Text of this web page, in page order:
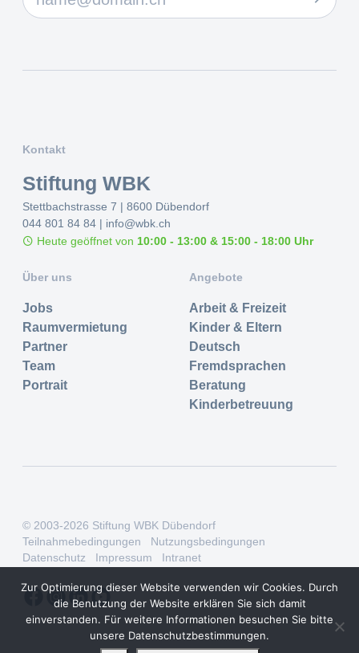
Kontakt
Stiftung WBK
Stettbachstrasse 7 | 8600 Dübendorf
044 801 84 84 | info@wbk.ch
Heute geöffnet von 10:00 - 13:00 & 15:00 - 18:00 Uhr
Über uns
Jobs
Raumvermietung
Partner
Team
Portrait
Angebote
Arbeit & Freizeit
Kinder & Eltern
Deutsch
Fremdsprachen
Beratung
Kinderbetreuung
© 2003-2026 Stiftung WBK Dübendorf
Teilnahmebedingungen
Nutzungsbedingungen
Datenschutz
Impressum Intranet
Zur Optimierung dieser Website verwenden wir Cookies. Durch
die Benutzung der Website erklären Sie sich damit
einverstanden. Für weitere Informationen besuchen Sie bitte
unsere Datenschutzbestimmungen.